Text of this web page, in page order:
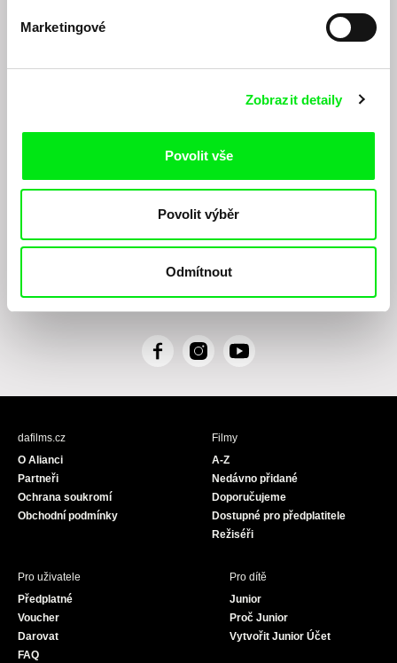
Marketingové
Zobrazit detaily
Povolit vše
Povolit výběr
Odmítnout
Chcete být pravidelně informováni o našem
elektronickými prostředky a souvisejícím zpracováním osobních údajů pro účely
Zásady zpracování osobních údajů, textu rozumím a souhlasím s ním, přičemž
F
c
I
s
Y
u
dafilms.cz
O Alianci
Partneři
Ochrana soukromí
Obchodní podmínky
Filmy
A-Z
Nedávno přidané
Doporučujeme
Dostupné pro předplatitele
Režiséři
Pro uživatele
Předplatné
Voucher
Darovat
FAQ
Pro dítě
Junior
Proč Junior
Vytvořit Junior Účet